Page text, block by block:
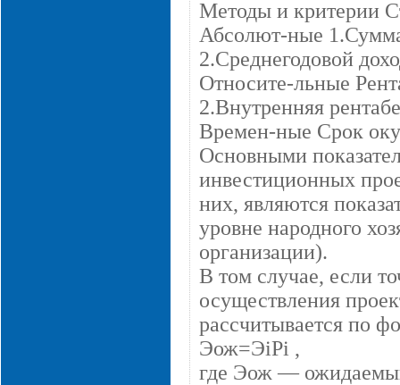
Методы и критерии
Абсолют-ные
2.Среднегодовой
Относите-льные
2.Внутренняя
Времен-ные Срок
Основными
инвестиционных
них, являются
уровне народного
организации).
В том случае, если
осуществления
рассчитывается по
Эож=ЭiРi ,
где Эож —